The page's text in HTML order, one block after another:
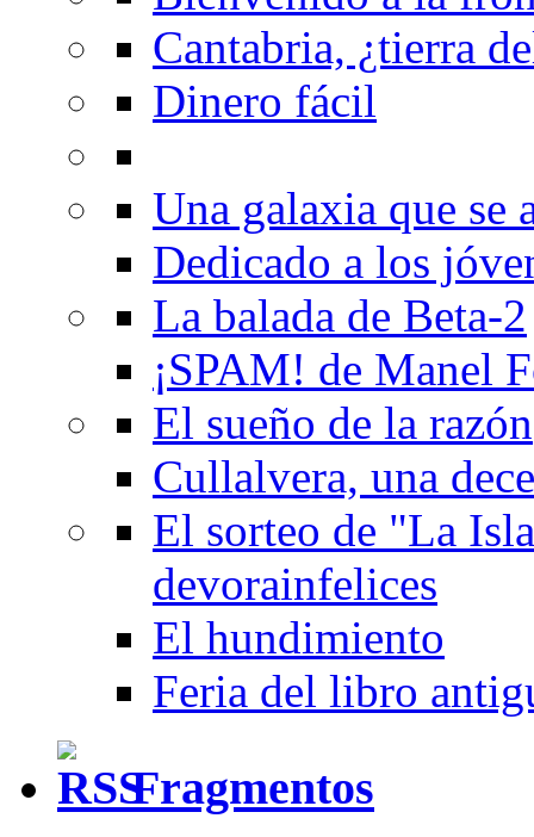
Cantabria, ¿tierra
Dinero fácil
Una galaxia que se
Dedicado a los
La balada de Beta-2
¡SPAM! de Manel
El sueño de la razón
Cullalvera, una
El sorteo de "La
devorainfelices
El hundimiento
Feria del libro
Fragmentos